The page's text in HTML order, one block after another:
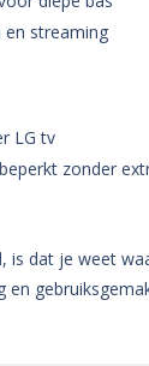
en streaming
LG tv
zonder
is dat je weet
en